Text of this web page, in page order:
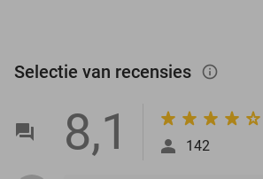
Selectie van recensies info_outlined
8,1 142